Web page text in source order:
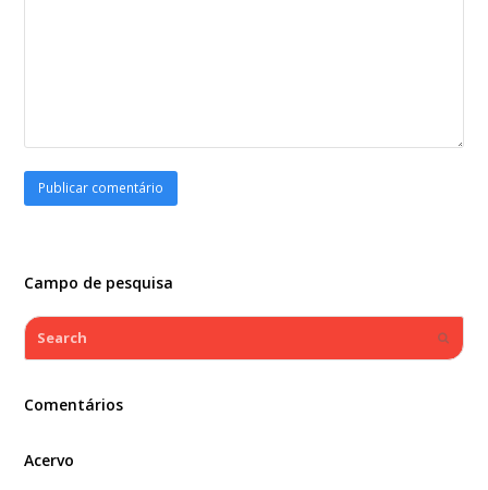
Campo de pesquisa
Search
Comentários
Acervo